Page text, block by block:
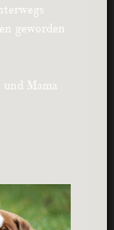
geworden
Mama